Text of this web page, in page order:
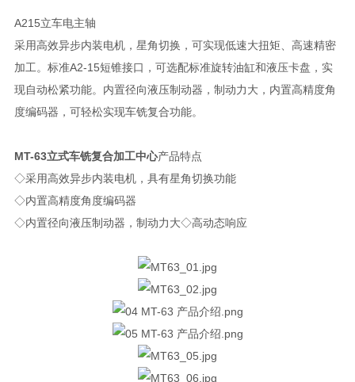
A215立车电主轴
采用高效异步内装电机，星角切换，可实现低速大扭矩、高速精密
加工。标准A2-15短锥接口，可选配标准旋转油缸和液压卡盘，实
现自动松紧功能。内置径向液压制动器，制动力大，内置高精度角
度编码器，可轻松实现车铣复合功能。
MT-63立式车铣复合加工中心产品特点
◇采用高效异步内装电机，具有星角切换功能
◇内置高精度角度编码器
◇内置径向液压制动器，制动力大◇高动态响应